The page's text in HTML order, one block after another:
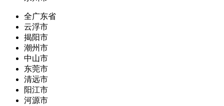
全广东省
云浮市
揭阳市
潮州市
中山市
东莞市
清远市
阳江市
河源市